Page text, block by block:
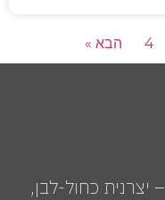
4 הבא »
IMPULS MEDICAL GROUP – יצרנית כחול-לבן,